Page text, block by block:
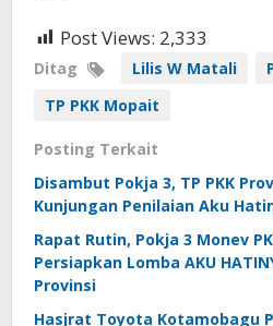
Post Views: 2,333
Ditag Lilis W Matali
TP PKK Mopait
Posting Terkait
Disambut Pokja 3, TP PKK
Kunjungan Penilaian Aku
Rapat Rutin, Pokja 3 Monev
Persiapkan Lomba AKU
Provinsi
Hasjrat Toyota Kotamobagu